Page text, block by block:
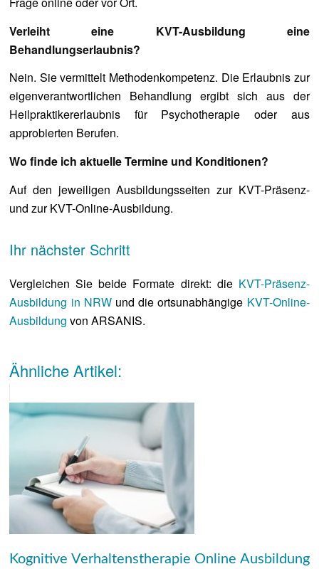
Verleiht eine KVT-Ausbildung eine
Behandlungserlaubnis?
Nein. Sie vermittelt Methodenkompetenz. Die Erlaubnis zur
eigenverantwortlichen Behandlung ergibt sich aus der
Heilpraktikererlaubnis für Psychotherapie oder aus
approbierten Berufen.
Wo finde ich aktuelle Termine und Konditionen?
Auf den jeweiligen Ausbildungsseiten zur KVT-Präsenz-
und zur KVT-Online-Ausbildung.
Ihr nächster Schritt
Vergleichen Sie beide Formate direkt: die KVT-Präsenz-
Ausbildung in NRWund die ortsunabhängige KVT-Online-
Ausbildung von ARSANIS.
Ähnliche Artikel:
Kognitive Verhaltenstherapie Online Ausbildung